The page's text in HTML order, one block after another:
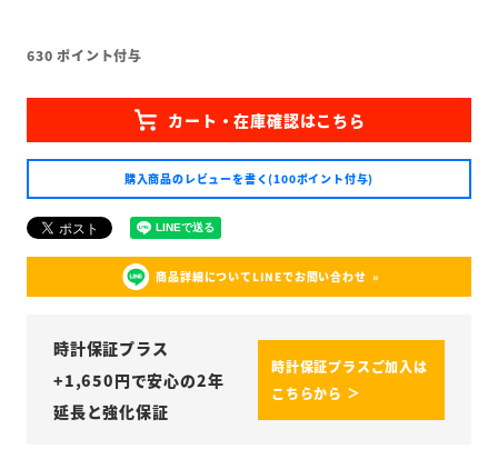
630 ポイント付与
購入商品のレビューを書く(100ポイント付与)
商品詳細についてLINEでお問い合わせ
時計保証プラス
+1,650円で安心の2年
延長と強化保証
時計保証プラスご加入は
こちらから ＞